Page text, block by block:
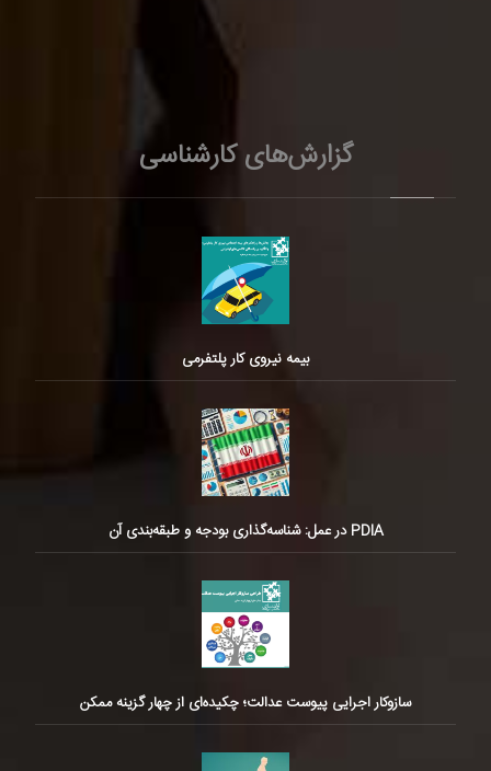
گزارش‌های کارشناسی
بیمه نیروی کار پلتفرمی
PDIA در عمل: شناسه‌گذاری بودجه و طبقه‌بندی آن
سازوکار اجرایی پیوست عدالت؛ چکیده‌ای از چهار گزینه ممکن